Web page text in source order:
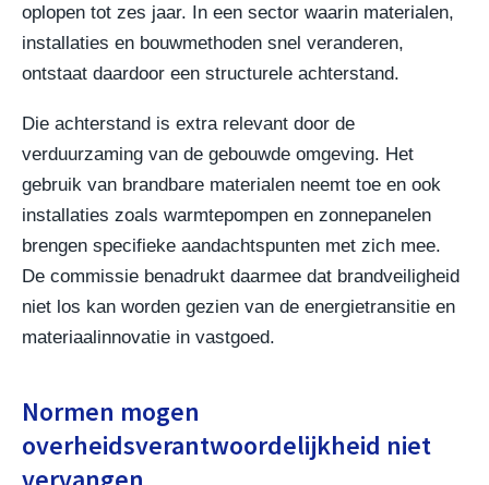
oplopen tot zes jaar. In een sector waarin materialen,
installaties en bouwmethoden snel veranderen,
ontstaat daardoor een structurele achterstand.
Die achterstand is extra relevant door de
verduurzaming van de gebouwde omgeving. Het
gebruik van brandbare materialen neemt toe en ook
installaties zoals warmtepompen en zonnepanelen
brengen specifieke aandachtspunten met zich mee.
De commissie benadrukt daarmee dat brandveiligheid
niet los kan worden gezien van de energietransitie en
materiaalinnovatie in vastgoed.
Normen mogen
overheidsverantwoordelijkheid niet